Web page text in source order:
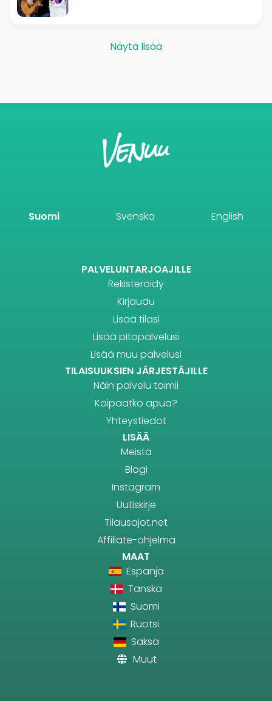
Näytä lisää
Suomi Svenska English
PALVELUNTARJOAJILLE
Rekisteröidy
Kirjaudu
Lisää tilasi
Lisää pitopalvelusi
Lisää muu palvelusi
TILAISUUKSIEN JÄRJESTÄJILLE
Näin palvelu toimii
Kaipaatko apua?
Yhteystiedot
LISÄÄ
Meistä
Blogi
Instagram
Uutiskirje
Tilausajot.net
Affiliate-ohjelma
MAAT
Espanja
Tanska
Suomi
Ruotsi
Saksa
Muut